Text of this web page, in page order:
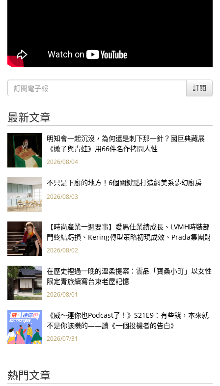
訂閱
最新文章
明知會一起沉沒，為何還是刺下那一針？國巨典藏展
《蠍子與青蛙》用66件名作拷問人性
2026/08/04
不只是下廚的地方！6個關鍵點打造網美系夢幻廚房
2026/08/03
【時尚產業一週要事】愛馬仕業績成長、LVMH時裝部
門終結虧損、Kering轉型策略初現成效、Prada集團財
報亮眼
2026/08/02
在歷史裡過一晚的溫柔提案：雲品「寶桑小町」以女性
限定青旅續寫台東老屋記憶
2026/08/01
《威～連你也Podcast了！》S21E9：有些錢，本來就
不是你該賺的——讀《一個投機者的告白》
2026/07/31
熱門文章